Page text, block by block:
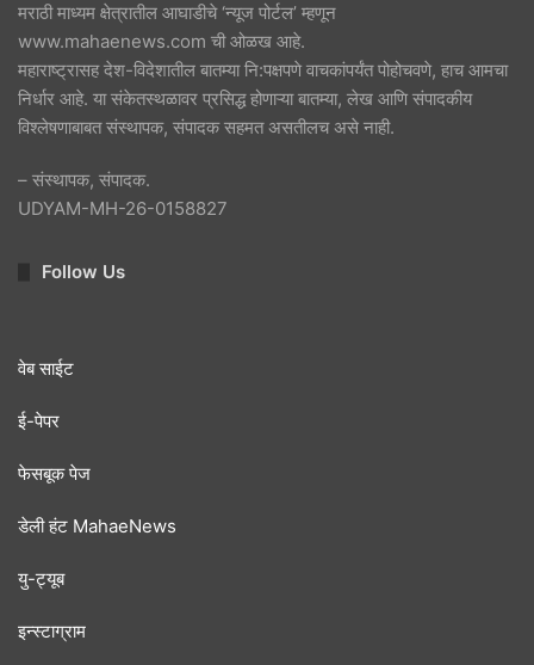
मराठी माध्यम क्षेत्रातील आघाडीचे ‘न्यूज पोर्टल’ म्हणून
www.mahaenews.com ची ओळख आहे.
महाराष्ट्रासह देश-विदेशातील बातम्या नि:पक्षपणे वाचकांपर्यंत पोहोचवणे, हाच आमचा
निर्धार आहे. या संकेतस्थळावर प्रसिद्ध होणाऱ्या बातम्या, लेख आणि संपादकीय
विश्लेषणाबाबत संस्थापक, संपादक सहमत असतीलच असे नाही.
– संस्थापक, संपादक.
UDYAM-MH-26-0158827
Follow Us
वेब साईट
ई-पेपर
फेसबूक पेज
डेली हंट MahaeNews
यु-ट्यूब
इन्स्टाग्राम